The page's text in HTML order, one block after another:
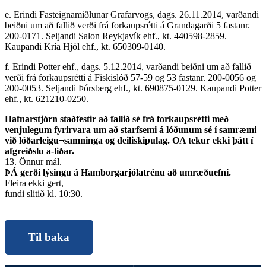
e. Erindi Fasteignamiðlunar Grafarvogs, dags. 26.11.2014, varðandi
beiðni um að fallið verði frá forkaupsrétti á Grandagarði 5 fastanr.
200-0171. Seljandi Salon Reykjavík ehf., kt. 440598-2859.
Kaupandi Kría Hjól ehf., kt. 650309-0140.
f. Erindi Potter ehf., dags. 5.12.2014, varðandi beiðni um að fallið
verði frá forkaupsrétti á Fiskislóð 57-59 og 53 fastanr. 200-0056 og
200-0053. Seljandi Þórsberg ehf., kt. 690875-0129. Kaupandi Potter
ehf., kt. 621210-0250.
Hafnarstjórn staðfestir að fallið sé frá forkaupsrétti með
venjulegum fyrirvara um að starfsemi á lóðunum sé í samræmi
við lóðarleigu¬samninga og deiliskipulag. OA tekur ekki þátt í
afgreiðslu a-liðar.
13. Önnur mál.
ÞÁ gerði lýsingu á Hamborgarjólatrénu að umræðuefni.
Fleira ekki gert,
fundi slitið kl. 10:30.
Til baka